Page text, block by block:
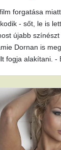
forgatása
- sőt, le is
újabb
Dornan is
fogja alakítani. -